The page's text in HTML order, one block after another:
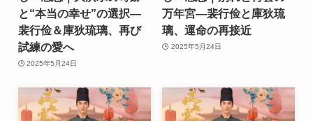
と“本当の幸せ”の選択―
裴行俭＆庫狄琉璃、再び
試練の愛へ
2025年5月24日
万年宮―裴行俭と庫狄琉
璃、運命の再接近
2025年5月24日